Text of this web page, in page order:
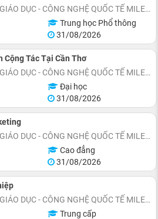
CÔNG TY CỔ PHẦN GIÁO DỤC - CÔNG NGHỆ QUỐC TẾ MILESTONES
Trung học Phổ thông
31/08/2026
Cộng Tác Tại Cần Thơ
CÔNG TY CỔ PHẦN GIÁO DỤC - CÔNG NGHỆ QUỐC TẾ MILESTONES
Đại học
31/08/2026
CÔNG TY CỔ PHẦN GIÁO DỤC - CÔNG NGHỆ QUỐC TẾ MILESTONES
Cao đẳng
31/08/2026
CÔNG TY CỔ PHẦN GIÁO DỤC - CÔNG NGHỆ QUỐC TẾ MILESTONES
Trung cấp